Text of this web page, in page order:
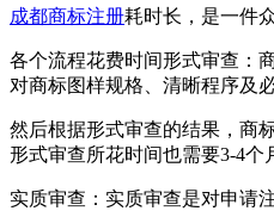
成都商标注册耗时长，是一件
各个流程花费时间形式审查：
对商标图样规格、清晰程序及
然后根据形式审查的结果，商
形式审查所花时间也需要3-4个
实质审查：实质审查是对申请